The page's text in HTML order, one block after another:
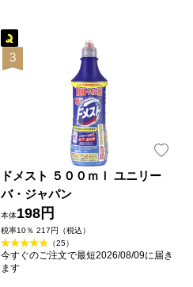
ドメスト ５００ｍｌ ユニリー
バ・ジャパン
本体198円
税率10％ 217円（税込）
（25）
今すぐのご注文で最短2026/08/09に届き
ます